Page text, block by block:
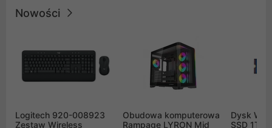
Nowości
Logitech 920-008923
Zestaw Wireless
Obudowa komputerowa
Rampage LYRON Mid
Dysk WD
SSD 1TB